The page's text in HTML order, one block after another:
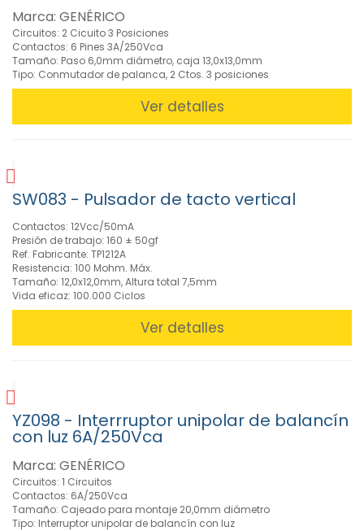
Marca: GENÉRICO
Circuitos: 2 Cicuito 3 Posiciones
Contactos: 6 Pines 3A/250Vca
Tamaño: Paso 6,0mm diámetro, caja 13,0x13,0mm
Tipo: Conmutador de palanca, 2 Ctos. 3 posiciones
Ver detalles
SW083 - Pulsador de tacto vertical
Contactos: 12Vcc/50mA
Presión de trabajo: 160 ± 50gf
Ref. Fabricante: TP1212A
Resistencia: 100 Mohm. Máx.
Tamaño: 12,0x12,0mm, Altura total 7,5mm
Vida eficaz: 100.000 Ciclos
Ver detalles
YZ098 - Interrruptor unipolar de balancín
con luz 6A/250Vca
Marca: GENÉRICO
Circuitos: 1 Circuitos
Contactos: 6A/250Vca
Tamaño: Cajeado para montaje 20,0mm diámetro
Tipo: Interruptor unipolar de balancín con luz